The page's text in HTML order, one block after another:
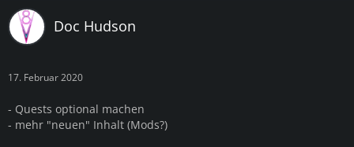
Doc Hudson
17. Februar 2020
- Quests optional machen
- mehr "neuen" Inhalt (Mods?)